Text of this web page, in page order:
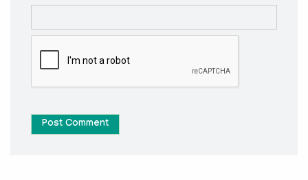
Post Comment